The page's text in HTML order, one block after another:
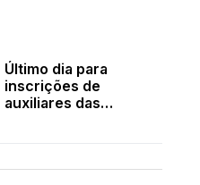
Último dia para
inscrições de
auxiliares das
Lagoa do Sítio e